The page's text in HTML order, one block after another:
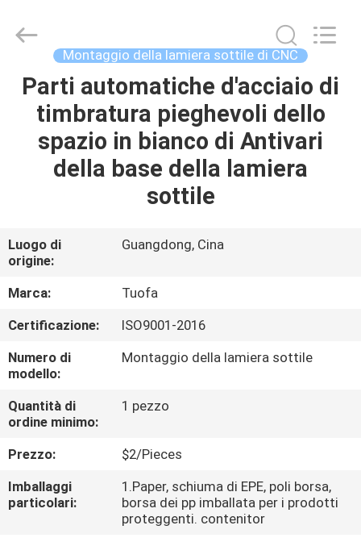
CASA.
PRODOTTI
NOI
VISITA
ALLA
FABBRICA
CONTROLLO
DELLA
QUALITÀ
CONTATTACI
Technology
Rights
Reserved.
Montaggio della lamiera sottile di CNC
Parti automatiche d'acciaio di
timbratura pieghevoli dello
spazio in bianco di Antivari
della base della lamiera
sottile
Luogo di
origine:
Guangdong, Cina
Marca:
Tuofa
Certificazione:
ISO9001-2016
Numero di
modello:
Montaggio della lamiera sottile
Quantità di
ordine minimo:
1 pezzo
Prezzo:
$2/Pieces
Imballaggi
particolari:
1.Paper, schiuma di EPE, poli borsa,
borsa dei pp imballata per i prodotti
proteggenti. contenitor